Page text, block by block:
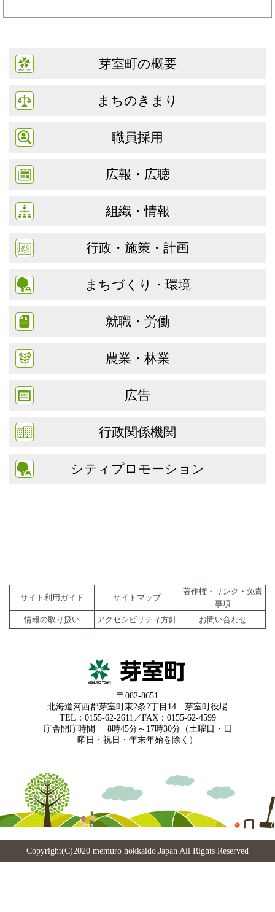
芽室町の概要
まちのきまり
職員採用
広報・広聴
組織・情報
行政・施策・計画
まちづくり・環境
就職・労働
農業・林業
広告
行政関係機関
シティプロモーション
サイト利用ガイド サイトマップ
著作権・リンク・免責
事項
情報の取り扱い
アクセシビリティ方針 お問い合わせ
〒082-8651
北海道河西郡芽室町東2条2丁目14 芽室町役場
TEL：0155-62-2611／FAX：0155-62-4599
庁舎開庁時間
8時45分～17時30分（土曜日・日
曜日・祝日・年末年始を除く）
Copyright(C)2020 memuro hokkaido.Japan All Rights Reserved